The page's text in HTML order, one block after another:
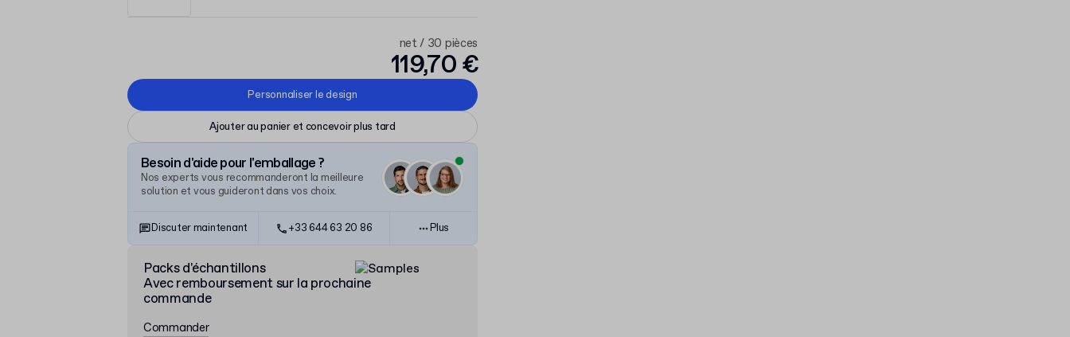
net / 30 pièces
119,70 €
Personnaliser le design
Ajouter au panier et concevoir plus tard
Besoin d'aide pour l'emballage ?
Nos experts vous recommanderont la meilleure
solution et vous guideront dans vos choix.
Discuter maintenant +33 644 63 20 86 Plus
Packs d'échantillons
Avec remboursement sur la prochaine
commande
Commander